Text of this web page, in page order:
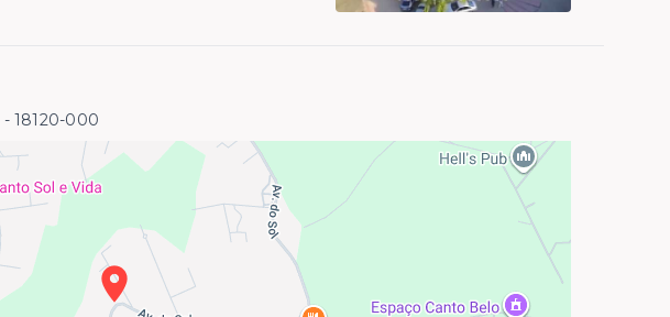
- 18120-000